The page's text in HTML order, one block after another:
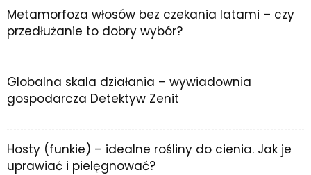
Metamorfoza włosów bez czekania latami – czy
przedłużanie to dobry wybór?
Globalna skala działania – wywiadownia
gospodarcza Detektyw Zenit
Hosty (funkie) – idealne rośliny do cienia. Jak je
uprawiać i pielęgnować?